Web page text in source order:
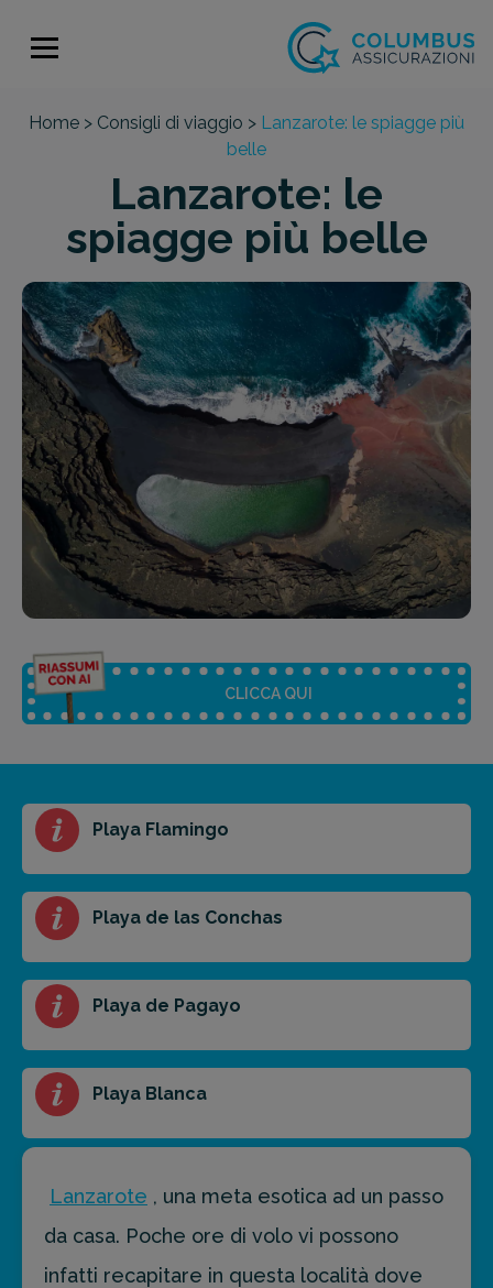
Home > Consigli di viaggio > Lanzarote: le spiagge più
belle
Lanzarote: le
spiagge più belle
CLICCA QUI
Riassunto dell'articolo
Scegli il formato del riassunto
Breve Medio Punti chiave
prossima destinazione di viaggio.
FAI PREVENTIVO
Playa Flamingo
Playa de las Conchas
Playa de Pagayo
Playa Blanca
Lanzarote , una meta esotica ad un passo
da casa. Poche ore di volo vi possono
infatti recapitare in questa località dove